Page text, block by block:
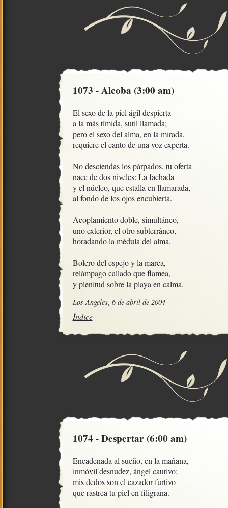
1073 - Alcoba (3:00 am)
El sexo de la piel ágil despierta
a la más tímida, sutil llamada;
pero el sexo del alma, en la mirada,
requiere el canto de una voz experta.
No desciendas los párpados, tu oferta
nace de dos niveles: La fachada
y el núcleo, que estalla en llamarada,
al fondo de los ojos encubierta.
Acoplamiento doble, simultáneo,
uno exterior, el otro subterráneo,
horadando la médula del alma.
Bolero del espejo y la marea,
relámpago callado que flamea,
y plenitud sobre la playa en calma.
Los Angeles, 6 de abril de 2004
Índice
1074 - Despertar (6:00 am)
Encadenada al sueño, en la mañana,
inmóvil desnudez, ángel cautivo;
mis dedos son el cazador furtivo
que rastrea tu piel en filigrana.